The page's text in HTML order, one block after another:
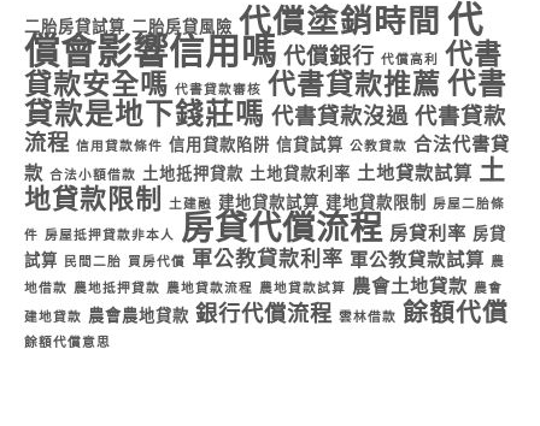
二胎房貸試算 二胎房貸風險 代償塗銷時間 代
償會影響信用嗎 代償銀行 代償高利
代書
貸款安全嗎 代書貸款審核 代書貸款推薦 代書
貸款是地下錢莊嗎 代書貸款沒過 代書貸款
流程 信用貸款條件 信用貸款陷阱 信貸試算 公教貸款 合法代書貸
款 合法小額借款 土地抵押貸款 土地貸款利率 土地貸款試算 土
地貸款限制
土建融 建地貸款試算 建地貸款限制 房屋二胎條
件 房屋抵押貸款非本人 房貸代償流程 房貸利率 房貸
試算
民間二胎 買房代償 軍公教貸款利率 軍公教貸款試算
農
地借款
農地抵押貸款 農地貸款流程 農地貸款試算 農會土地貸款 農會
建地貸款 農會農地貸款 銀行代償流程 雲林借款 餘額代償
餘額代償意思